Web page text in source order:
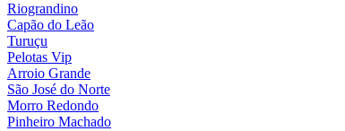
Riograndino
Capão do Leão
Turuçu
Pelotas Vip
Arroio Grande
São José do Norte
Morro Redondo
Pinheiro Machado